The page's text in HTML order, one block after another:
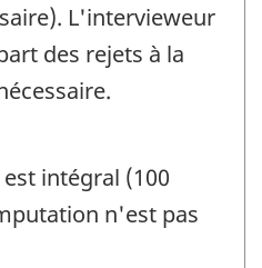
L'intervieweur
des rejets à la
intégral (100
n'est pas